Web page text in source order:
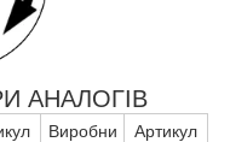
АНАЛОГІВ
Виробни
Артикул